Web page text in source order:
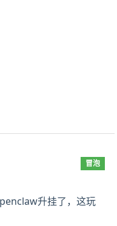
冒泡
升挂了，这玩